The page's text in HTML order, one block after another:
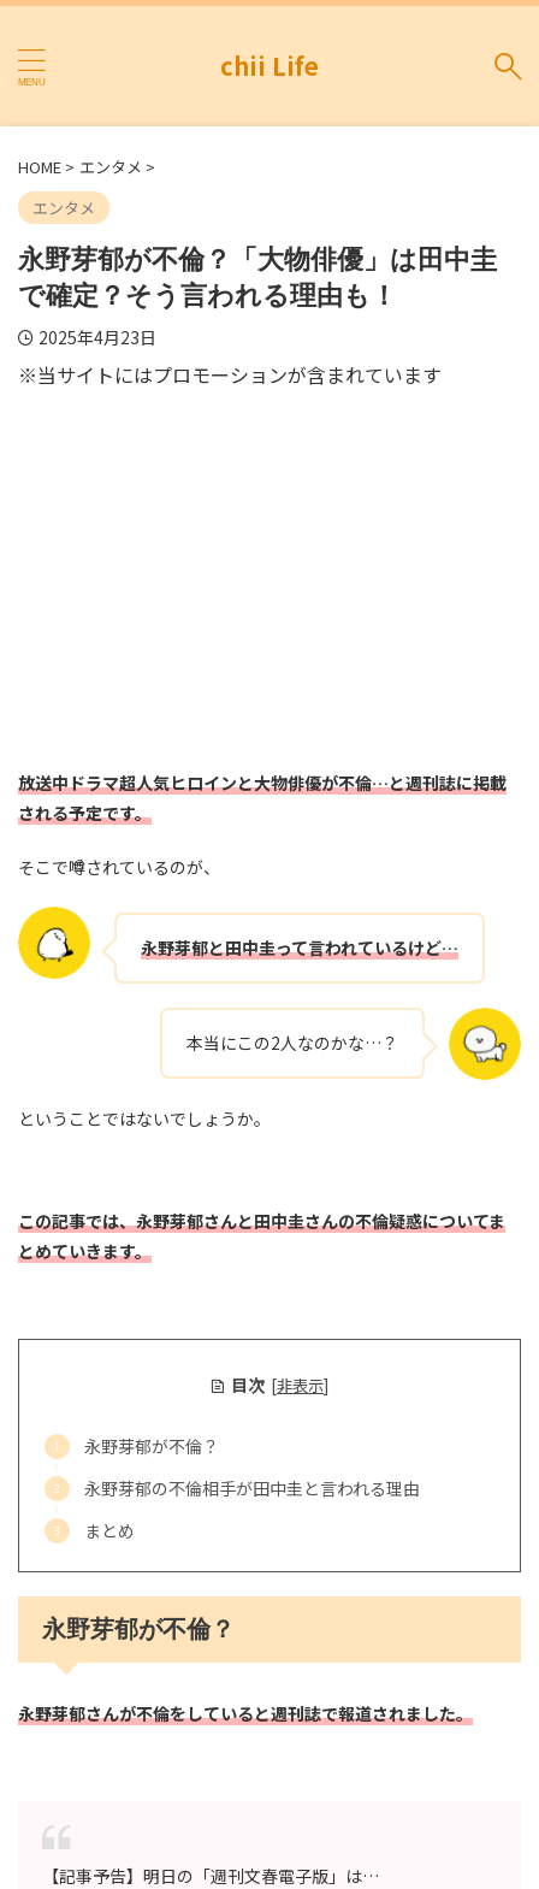
chii Life
HOME > エンタメ >
エンタメ
永野芽郁が不倫？「大物俳優」は田中圭
で確定？そう言われる理由も！
2025年4月23日
※当サイトにはプロモーションが含まれています
放送中ドラマ超人気ヒロインと大物俳優が不倫…と週刊誌に掲載
される予定です。
そこで噂されているのが、
永野芽郁と田中圭って言われているけど…
本当にこの2人なのかな…？
ということではないでしょうか。
この記事では、永野芽郁さんと田中圭さんの不倫疑惑についてま
とめていきます。
目次 [非表示]
永野芽郁が不倫？
永野芽郁の不倫相手が田中圭と言われる理由
まとめ
永野芽郁が不倫？
永野芽郁さんが不倫をしていると週刊誌で報道されました。
【記事予告】明日の「週刊文春電子版」は…